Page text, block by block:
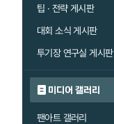
팁 · 전략 게시판
대회 소식 게시판
투기장 연구실 게시판
미디어 갤러리
팬아트 갤러리